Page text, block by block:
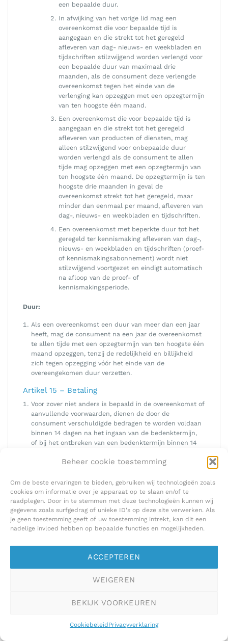
Beheer cookie toestemming
Om de beste ervaringen te bieden, gebruiken wij technologieën zoals
cookies om informatie over je apparaat op te slaan en/of te
raadplegen. Door in te stemmen met deze technologieën kunnen wij
gegevens zoals surfgedrag of unieke ID's op deze site verwerken. Als
je geen toestemming geeft of uw toestemming intrekt, kan dit een
nadelige invloed hebben op bepaalde functies en mogelijkheden.
ACCEPTEREN
WEIGEREN
BEKIJK VOORKEUREN
CookiebeleidPrivacyverklaring
een bepaalde duur.
In afwijking van het vorige lid mag een
overeenkomst die voor bepaalde tijd is
aangegaan en die strekt tot het geregeld
afleveren van dag- nieuws- en weekbladen en
tijdschriften stilzwijgend worden verlengd voor
een bepaalde duur van maximaal drie
maanden, als de consument deze verlengde
overeenkomst tegen het einde van de
verlenging kan opzeggen met een opzegtermijn
van ten hoogste één maand.
Een overeenkomst die voor bepaalde tijd is
aangegaan en die strekt tot het geregeld
afleveren van producten of diensten, mag
alleen stilzwijgend voor onbepaalde duur
worden verlengd als de consument te allen
tijde mag opzeggen met een opzegtermijn van
ten hoogste één maand. De opzegtermijn is ten
hoogste drie maanden in geval de
overeenkomst strekt tot het geregeld, maar
minder dan eenmaal per maand, afleveren van
dag-, nieuws- en weekbladen en tijdschriften.
Een overeenkomst met beperkte duur tot het
geregeld ter kennismaking afleveren van dag-,
nieuws- en weekbladen en tijdschriften (proef-
of kennismakingsabonnement) wordt niet
stilzwijgend voortgezet en eindigt automatisch
na afloop van de proef- of
kennismakingsperiode.
Duur:
Als een overeenkomst een duur van meer dan een jaar
heeft, mag de consument na een jaar de overeenkomst
te allen tijde met een opzegtermijn van ten hoogste één
maand opzeggen, tenzij de redelijkheid en billijkheid
zich tegen opzegging vóór het einde van de
overeengekomen duur verzetten.
Artikel 15 – Betaling
Voor zover niet anders is bepaald in de overeenkomst of
aanvullende voorwaarden, dienen de door de
consument verschuldigde bedragen te worden voldaan
binnen 14 dagen na het ingaan van de bedenktermijn,
of bij het ontbreken van een bedenktermijn binnen 14
een overeenkomst tot het verlenen van een dienst,
de bevestiging van de overeenkomst heeft ontvangen.
Bij de verkoop van producten aan consumenten mag de
consument in algemene voorwaarden nimmer verplicht
worden tot vooruitbetaling van meer dan 50%. Wanneer
vooruitbetaling is bedongen, kan de consument geen
enkel recht doen gelden aangaande de uitvoering van
bedongen vooruitbetaling heeft plaatsgevonden.
verstrekte of vermelde betaalgegevens onverwijld aan
Indien de consument niet tijdig aan zijn
ondernemer de consument een termijn van 14 dagen